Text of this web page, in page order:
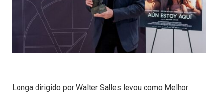
Longa dirigido por Walter Salles levou como Melhor